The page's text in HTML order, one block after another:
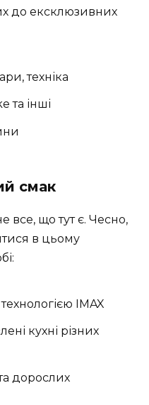
до ексклюзивних
техніка
та інші
смак
все, що тут є. Чесно,
в цьому
IMAX
кухні різних
дорослих